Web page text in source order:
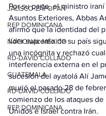
JALISCO-ZAPOPAN
REP DOMINICANA
NACIONAL MÉXICO
RD-DAVID COLLADO
GUATEMALA
RD-DAVID COLLADO
REP DOMINICANA
Por su parte, el ministro
Asuntos Exteriores, Abbas
afirmó que la identidad del
líder supremo de su país
una incógnita y rechazó
interferencia externa en el
sucesión del ayatolá Alí
murió el pasado 28 de
comienzo de los ataques de
Unidos e Israel contra Irán.